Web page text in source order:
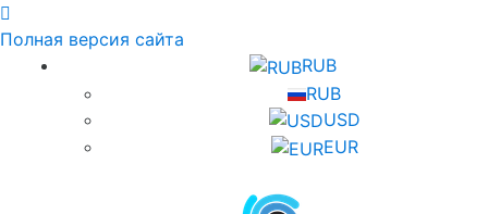
Полная версия сайта
RUB
RUB
USD
EUR